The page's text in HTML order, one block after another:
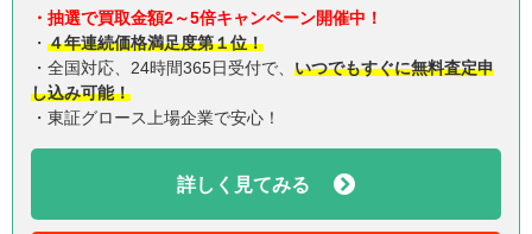
・抽選で買取金額2～5倍キャンペーン開催中！
・ ４年連続価格満足度第１位！
・全国対応、24時間365日受付で、 いつでもすぐに無料査定申
し込み可能！
・東証グロース上場企業で安心！
詳しく見てみる